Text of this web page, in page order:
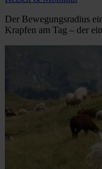
Der Bewegungsradius
Krapfen am Tag – der